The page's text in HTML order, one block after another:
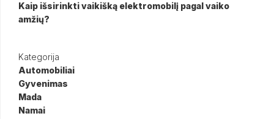
Kaip išsirinkti vaikišką elektromobilį pagal vaiko
amžių?
Kategorija
Automobiliai
Gyvenimas
Mada
Namai